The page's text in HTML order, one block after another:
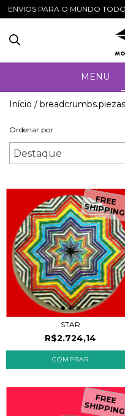
ENVIOS PARA O MUNDO
MENU
Início /
Ordenar por
FREE
STAR
R$2.724,14
FREE